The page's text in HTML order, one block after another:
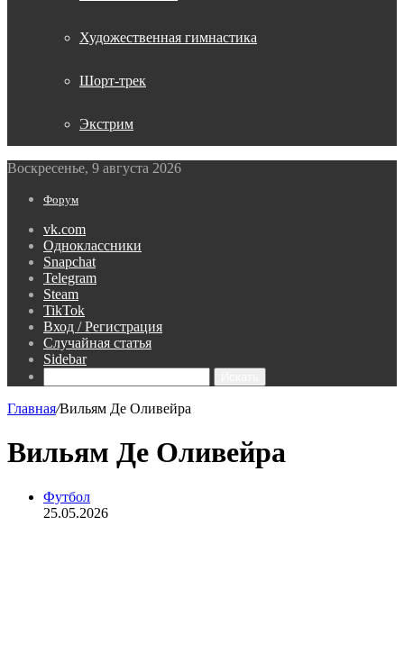
Художественная гимнастика
Шорт-трек
Экстрим
Воскресенье, 9 августа 2026
Форум
vk.com
Одноклассники
Snapchat
Telegram
Steam
TikTok
Вход / Регистрация
Случайная статья
Sidebar
Главная/Вильям Де Оливейра
Вильям Де Оливейра
Футбол
25.05.2026